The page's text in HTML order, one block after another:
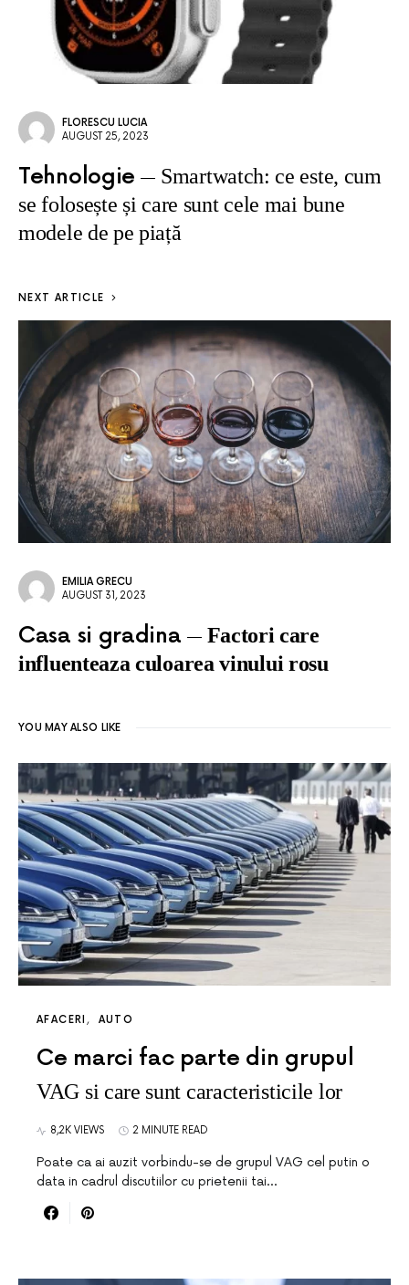
FLORESCU LUCIA
AUGUST 25, 2023
Tehnologie
Smartwatch: ce este, cum
se folosește și care sunt cele mai bune
modele de pe piață
NEXT ARTICLE
EMILIA GRECU
AUGUST 31, 2023
Casa si gradina
Factori care
influenteaza culoarea vinului rosu
YOU MAY ALSO LIKE
AFACERI AUTO
Ce marci fac parte din grupul
VAG si care sunt caracteristicile lor
8,2K VIEWS 2 MINUTE READ
Poate ca ai auzit vorbindu-se de grupul VAG cel putin o
data in cadrul discutiilor cu prietenii tai…